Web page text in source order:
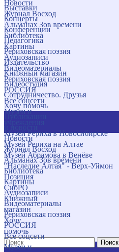
Новости
Журнал Восход
Альманах Зов времени
Библиотека
Картины
Аудиозаписи
Видеоматериалы
Рериховская поэзия
РОССИЯ
Все соцсети
Музеи и
Музей Рериха в Новосибирске
Музей Рериха на Алтае
Музей Абрамова в Венёве
"Наследие Алтая" - Верх-Уймон
Позиция
СибРО
Книжный
магазин
Хочу
помочь
Поиск
Выставки
Концерты
Конференции
Педагогика
Рериховская поэзия
Издательство
Книжный магазин
Видеостудия
Сотрудничество. Друзья
Хочу помочь
Новости
Журнал Восход
Альманах Зов времени
Библиотека
Картины
Аудиозаписи
Видеоматериалы
Рериховская поэзия
РОССИЯ
Все соцсети
Музеи и